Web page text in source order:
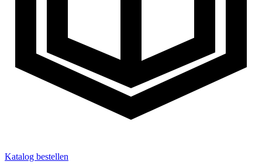
Katalog bestellen